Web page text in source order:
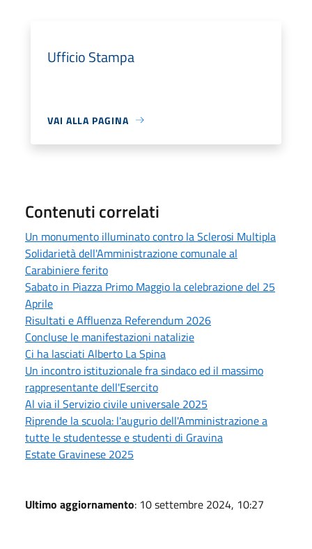
Ufficio Stampa
VAI ALLA PAGINA
Contenuti correlati
Un monumento illuminato contro la Sclerosi Multipla
Solidarietà dell'Amministrazione comunale al
Carabiniere ferito
Sabato in Piazza Primo Maggio la celebrazione del 25
Aprile
Risultati e Affluenza Referendum 2026
Concluse le manifestazioni natalizie
Ci ha lasciati Alberto La Spina
Un incontro istituzionale fra sindaco ed il massimo
rappresentante dell'Esercito
Al via il Servizio civile universale 2025
Riprende la scuola: l'augurio dell'Amministrazione a
tutte le studentesse e studenti di Gravina
Estate Gravinese 2025
Ultimo aggiornamento: 10 settembre 2024, 10:27